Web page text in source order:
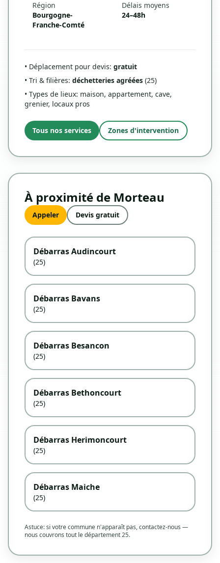
Région
Bourgogne-
Franche-Comté
Délais moyens
24–48h
• Déplacement pour devis: gratuit
• Tri & filières: déchetteries agréées (25)
• Types de lieux: maison, appartement, cave,
grenier, locaux pros
Tous nos services Zones d'intervention
À proximité de Morteau
Appeler Devis gratuit
Débarras Audincourt
(25)
Débarras Bavans
(25)
Débarras Besancon
(25)
Débarras Bethoncourt
(25)
Débarras Herimoncourt
(25)
Débarras Maiche
(25)
Astuce: si votre commune n'apparaît pas, contactez-nous —
nous couvrons tout le département 25.